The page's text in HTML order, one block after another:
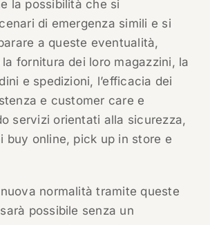
la possibilità che si
di emergenza simili e si
a queste eventualità,
fornitura dei loro magazzini, la
e spedizioni, l’efficacia dei
e customer care e
servizi orientati alla sicurezza,
buy online, pick up in store e
normalità tramite queste
possibile senza un